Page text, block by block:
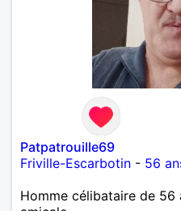
Patpatrouille69
Friville-Escarbotin - 56
Homme célibataire de 56